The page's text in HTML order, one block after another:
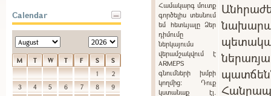
Calendar
M T W T F S
S
1
2
3
4 5 6 7 8
9
Համակարգ մուտք
գործելիս տեսնում
եմ հետևյալը Ձեր
դիմումը
ներկայումս
վերամշակվում է
ARMEPS
գնումների խմբի
կողմից: Դուք
կստանաք էլ.